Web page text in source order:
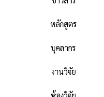
หลักสูตร
บุคลากร
งานวิจัย